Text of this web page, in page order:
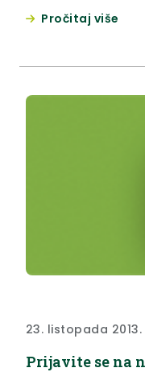
u Štajerskoj
Pročitaj više
23. listopada 2013.
Prijavite se na